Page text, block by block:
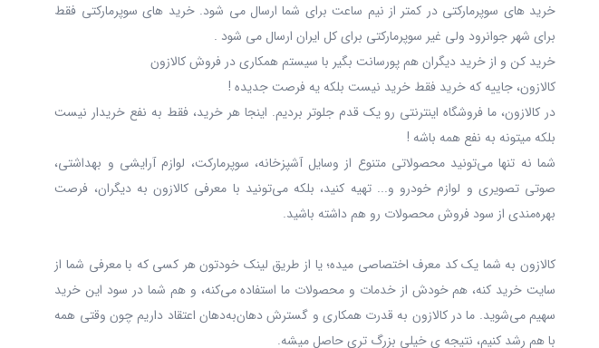
خرید های سوپرمارکتی در کمتر از نیم ساعت برای شما ارسال می شود. خرید های سوپرمارکتی فقط
برای شهر جوانرود ولی غیر سوپرمارکتی برای کل ایران ارسال می شود .
خرید کن و از خرید دیگران هم پورسانت بگیر با سیستم همکاری در فروش کالازون
کالازون، جاییه که خرید فقط خرید نیست بلکه یه فرصت جدیده !
در کالازون، ما فروشگاه اینترنتی رو یک قدم جلوتر بردیم. اینجا هر خرید، فقط به نفع خریدار نیست
بلکه میتونه به نفع همه باشه !
شما نه‌ تنها می‌تونید محصولاتی متنوع از وسایل آشپزخانه، سوپرمارکت، لوازم آرایشی و بهداشتی،
صوتی تصویری و لوازم خودرو و... تهیه کنید، بلکه می‌تونید با معرفی کالازون به دیگران، فرصت
بهره‌مندی از سود فروش محصولات رو هم داشته باشید.
کالازون به شما یک کد معرف اختصاصی میده؛ یا از طریق لینک خودتون هر کسی که با معرفی شما از
سایت خرید کنه، هم خودش از خدمات و محصولات ما استفاده می‌کنه، و هم شما در سود این خرید
سهیم می‌شوید. ما در کالازون به قدرت همکاری و گسترش دهان‌به‌دهان اعتقاد داریم چون وقتی همه
با هم رشد کنیم، نتیجه ی خیلی بزرگ‌ تری حاصل میشه.